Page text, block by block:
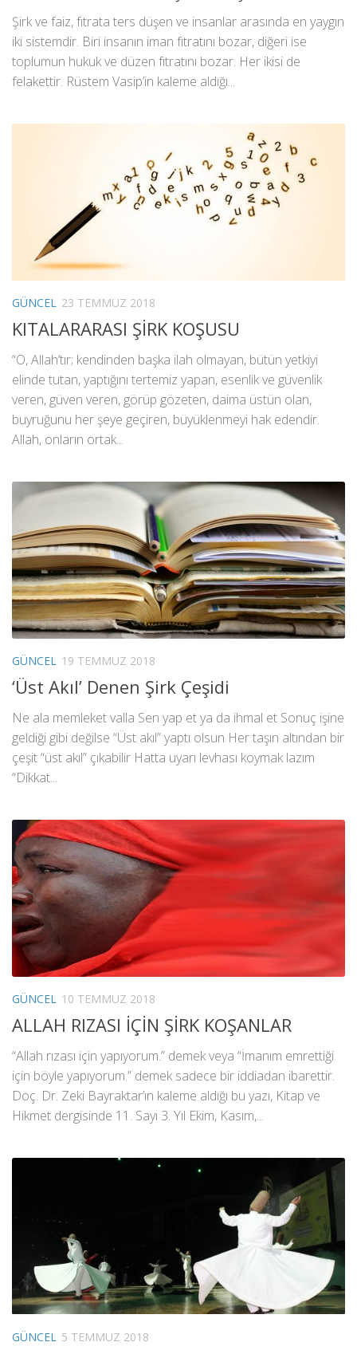
Şirk ve faiz, fıtrata ters düşen ve insanlar arasında en yaygın
iki sistemdir. Biri insanın iman fıtratını bozar, diğeri ise
toplumun hukuk ve düzen fıtratını bozar. Her ikisi de
felakettir. Rüstem Vasip’in kaleme aldığı...
GÜNCEL 23 TEMMUZ 2018
KITALARARASI ŞİRK KOŞUSU
“O, Allah’tır; kendinden başka ilah olmayan, bütün yetkiyi
elinde tutan, yaptığını tertemiz yapan, esenlik ve güvenlik
veren, güven veren, görüp gözeten, daima üstün olan,
buyruğunu her şeye geçiren, büyüklenmeyi hak edendir.
Allah, onların ortak...
GÜNCEL 19 TEMMUZ 2018
‘Üst Akıl’ Denen Şirk Çeşidi
Ne ala memleket valla Sen yap et ya da ihmal et Sonuç işine
geldiği gibi değilse “Üst akıl” yaptı olsun Her taşın altından bir
çeşit “üst akıl” çıkabilir Hatta uyarı levhası koymak lazım
“Dikkat...
GÜNCEL 10 TEMMUZ 2018
ALLAH RIZASI İÇİN ŞİRK KOŞANLAR
“Allah rızası için yapıyorum.” demek veya “İmanım emrettiği
için böyle yapıyorum.” demek sadece bir iddiadan ibarettir.
Doç. Dr. Zeki Bayraktar’ın kaleme aldığı bu yazı, Kitap ve
Hikmet dergisinde 11. Sayı 3. Yıl Ekim, Kasım,...
GÜNCEL 5 TEMMUZ 2018